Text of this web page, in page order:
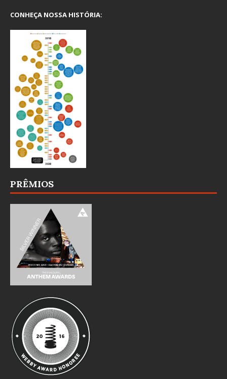
CONHEÇA NOSSA HISTÓRIA:
PRÊMIOS